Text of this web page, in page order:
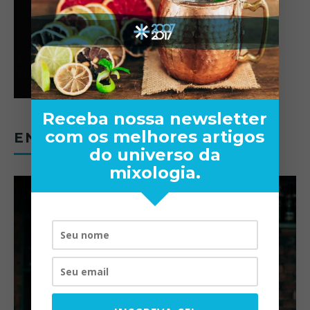
ENTREVISTAS
Receba nossa newsletter
com os melhores artigos
do universo da
mixologia.